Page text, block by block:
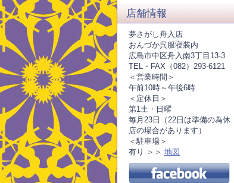
店舗情報
夢さがし舟入店
おんづか呉服寝装内
広島市中区舟入南3丁目13-3
TEL・FAX（082）293-6121
＜営業時間＞
午前10時～午後6時
＜定休日＞
第1土・日曜
毎月23日（22日は準備の為休
店の場合があります）
＜駐車場＞
有り ＞＞ 地図